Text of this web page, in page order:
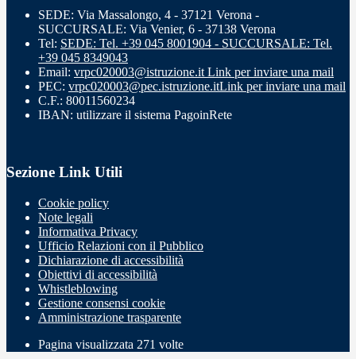
SEDE: Via Massalongo, 4 - 37121 Verona -
SUCCURSALE: Via Venier, 6 - 37138 Verona
Tel: SEDE: Tel. +39 045 8001904 - SUCCURSALE: Tel.
+39 045 8349043
Email: vrpc020003@istruzione.it Link per inviare una mail
PEC: vrpc020003@pec.istruzione.itLink per inviare una mail
C.F.: 80011560234
IBAN: utilizzare il sistema PagoinRete
Sezione Link Utili
Cookie policy
Note legali
Informativa Privacy
Ufficio Relazioni con il Pubblico
Dichiarazione di accessibilità
Obiettivi di accessibilità
Whistleblowing
Gestione consensi cookie
Amministrazione trasparente
Pagina visualizzata 271 volte